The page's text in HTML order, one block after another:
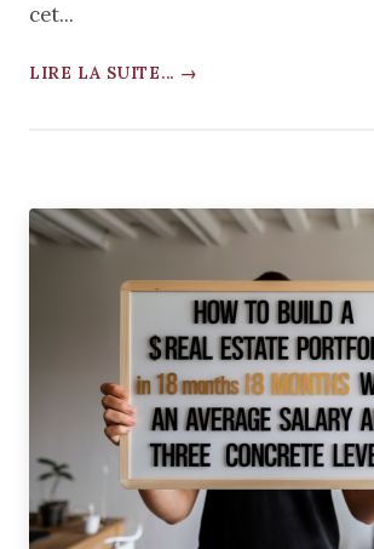
cet...
LIRE LA SUITE... →